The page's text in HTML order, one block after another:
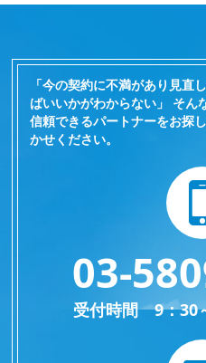
「今の契約に不満があり見直
ばいいかがわからない」 そん
信頼できるパートナーをお探
かせください。
03-
受付時間 9：30